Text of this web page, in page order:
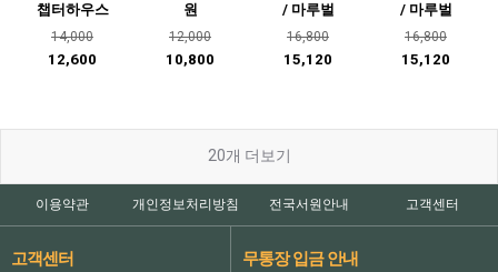
챕터하우스
14,000
12,600
원
12,000
10,800
/ 마루벌
16,800
15,120
/ 마루벌
16,800
15,120
20개 더보기
이용약관 개인정보처리방침 전국서원안내 고객센터
고객센터 무통장 입금 안내